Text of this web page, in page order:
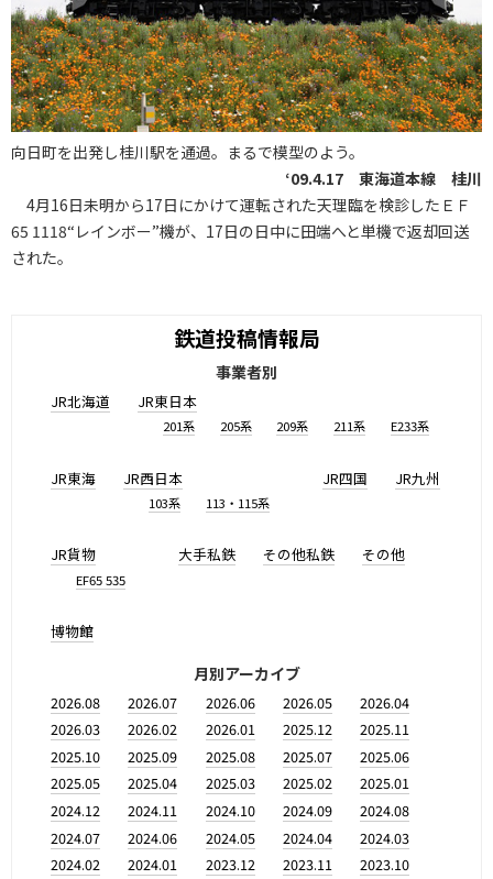
向日町を出発し桂川駅を通過。まるで模型のよう。
‘09.4.17 東海道本線 桂川
4月16日未明から17日にかけて運転された天理臨を検診したＥＦ
65 1118“レインボー”機が、17日の日中に田端へと単機で返却回送
された。
鉄道投稿情報局
事業者別
JR北海道 JR東日本
201系 205系 209系 211系 E233系
JR東海 JR西日本
103系 113・115系
JR四国 JR九州
JR貨物
EF65 535
大手私鉄 その他私鉄 その他
博物館
月別アーカイブ
2026.08 2026.07 2026.06 2026.05
2026.04
2026.03
2026.02 2026.01 2025.12
2025.11
2025.10
2025.09 2025.08 2025.07
2025.06
2025.05
2025.04 2025.03 2025.02
2025.01
2024.12
2024.11 2024.10 2024.09
2024.08
2024.07
2024.06 2024.05 2024.04
2024.03
2024.02
2024.01 2023.12 2023.11
2023.10